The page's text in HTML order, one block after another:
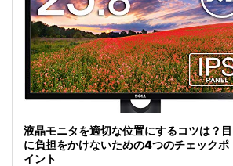
液晶モニタを適切な位置にするコツは？目
に負担をかけないための4つのチェックポ
イント